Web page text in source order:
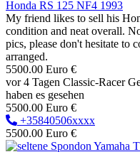
Honda RS 125 NF4 1993
My friend likes to sell his
condition and neat overall.
pics, please don't hesitate to
arranged.
5500.00 Euro €
vor 4 Tagen Classic-Racer
haben es gesehen
5500.00 Euro €
+35840506xxxx
5500.00 Euro €